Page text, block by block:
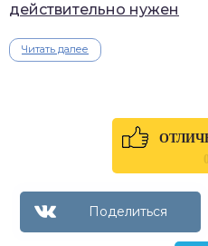
действительно нужен
Читать далее
0